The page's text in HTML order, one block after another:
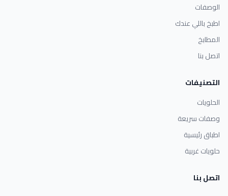
الوصفات
اطبخ باللي عندك
المطابخ
اتصل بنا
التصنيفات
الحلويات
وصفات سريعة
اطباق رئيسية
حلويات غربية
اتصل بنا